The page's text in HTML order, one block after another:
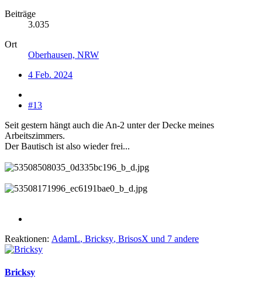
Beiträge
3.035
Ort
Oberhausen, NRW
4 Feb. 2024
#13
Seit gestern hängt auch die An-2 unter der Decke meines
Arbeitszimmers.
Der Bautisch ist also wieder frei...
Reaktionen: AdamL, Bricksy, BrisosX und 7 andere
Bricksy